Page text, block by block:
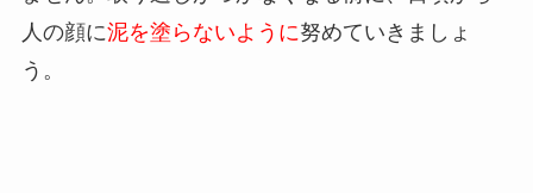
人の顔に泥を塗らないように努めていきましょ
う。